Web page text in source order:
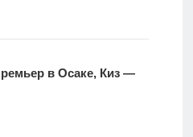
в Осаке, Киз —